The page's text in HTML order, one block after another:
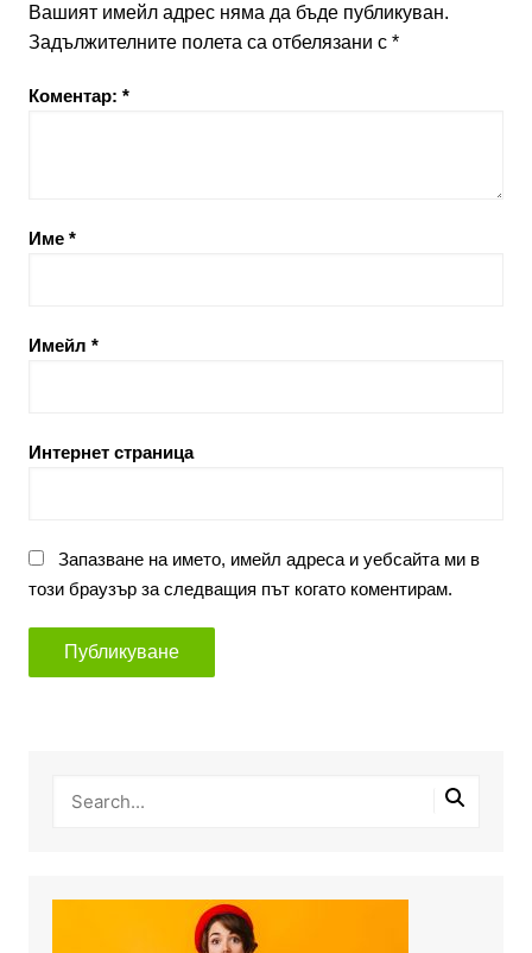
Вашият имейл адрес няма да бъде публикуван.
Задължителните полета са отбелязани с *
Коментар: *
Име *
Имейл *
Интернет страница
Запазване на името, имейл адреса и уебсайта ми в
този браузър за следващия път когато коментирам.